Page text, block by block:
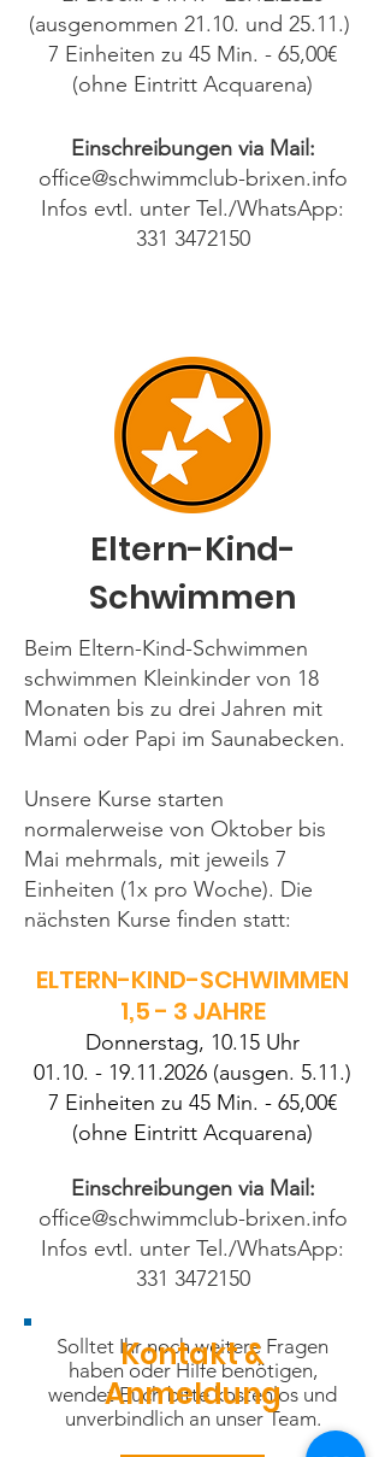
(ausgenommen 21.10. und 25.11.)
7 Einheiten zu 45 Min. - 65,00€
(ohne Eintritt Acquarena)
Einschreibungen via Mail:
office@schwimmclub-brixen.info
Infos evtl. unter Tel./WhatsApp:
331 3472150
Eltern-Kind-
Schwimmen
Beim Eltern-Kind-Schwimmen
schwimmen Kleinkinder von 18
Monaten bis zu drei Jahren mit
Mami oder Papi im Saunabecken.
Unsere Kurse starten
normalerweise von Oktober bis
Mai mehrmals, mit jeweils 7
Einheiten (1x pro Woche). Die
nächsten Kurse finden statt:
ELTERN-KIND-SCHWIMMEN
1,5 - 3 JAHRE
Donnerstag, 10.15 Uhr​
01.10. - 19.11.2026 (ausgen. 5.11.)
7 Einheiten zu 45 Min. - 65,00€
(ohne Eintritt Acquarena)
Einschreibungen via Mail:
office@schwimmclub-brixen.info
Infos evtl. unter Tel./WhatsApp:
331 3472150
Solltet Ihr noch weitere Fragen
haben oder Hilfe benötigen,
wendet Euch bitte kostenlos und
unverbindlich an unser Team.
Kontakt &
Anmeldung